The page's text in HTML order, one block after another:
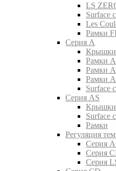
LS
Surface
Les
Рамки
Серия A
Крышки
Рамки
Рамки
Рамки
Surface
Серия AS
Крышки
Surface
Рамки
Регуляция
Серия A
Серия
Серия